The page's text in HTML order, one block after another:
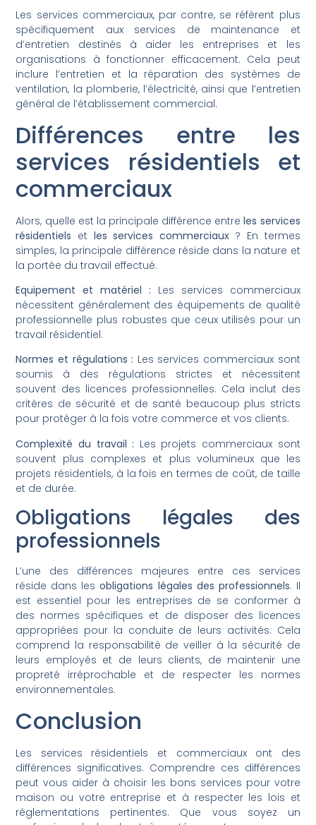
Les services commerciaux, par contre, se réfèrent plus
spécifiquement aux services de maintenance et
d’entretien destinés à aider les entreprises et les
organisations à fonctionner efficacement. Cela peut
inclure l’entretien et la réparation des systèmes de
ventilation, la plomberie, l’électricité, ainsi que l’entretien
général de l’établissement commercial.
Différences entre les
services résidentiels et
commerciaux
Alors, quelle est la principale différence entreles services
résidentiels et les services commerciaux? En termes
simples, la principale différence réside dans la nature et
la portée du travail effectué.
Equipement et matériel : Les services commerciaux
nécessitent généralement des équipements de qualité
professionnelle plus robustes que ceux utilisés pour un
travail résidentiel.
Normes et régulations : Les services commerciaux sont
soumis à des régulations strictes et nécessitent
souvent des licences professionnelles. Cela inclut des
critères de sécurité et de santé beaucoup plus stricts
pour protéger à la fois votre commerce et vos clients.
Complexité du travail : Les projets commerciaux sont
souvent plus complexes et plus volumineux que les
projets résidentiels, à la fois en termes de coût, de taille
et de durée.
Obligations légales des
professionnels
L’une des différences majeures entre ces services
réside dans lesobligations légales des professionnels. Il
est essentiel pour les entreprises de se conformer à
des normes spécifiques et de disposer des licences
appropriées pour la conduite de leurs activités. Cela
comprend la responsabilité de veiller à la sécurité de
leurs employés et de leurs clients, de maintenir une
propreté irréprochable et de respecter les normes
environnementales.
Conclusion
Les services résidentiels et commerciaux ont des
différences significatives. Comprendre ces différences
peut vous aider à choisir les bons services pour votre
maison ou votre entreprise et à respecter les lois et
réglementations pertinentes. Que vous soyez un